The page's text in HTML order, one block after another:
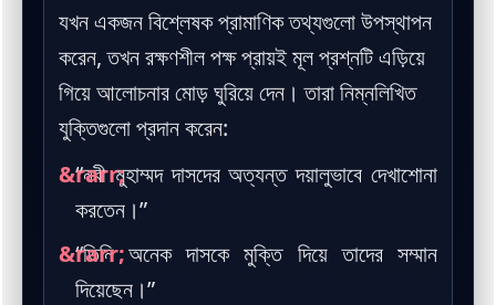
যখন একজন বিশ্লেষক প্রামাণিক তথ্যগুলো উপস্থাপন
করেন, তখন রক্ষণশীল পক্ষ প্রায়ই মূল প্রশ্নটি এড়িয়ে
গিয়ে আলোচনার মোড় ঘুরিয়ে দেন। তারা নিম্নলিখিত
যুক্তিগুলো প্রদান করেন:
“নবী মুহাম্মদ দাসদের অত্যন্ত দয়ালুভাবে দেখাশোনা
করতেন।”
“তিনি অনেক দাসকে মুক্তি দিয়ে তাদের সম্মান
দিয়েছেন।”